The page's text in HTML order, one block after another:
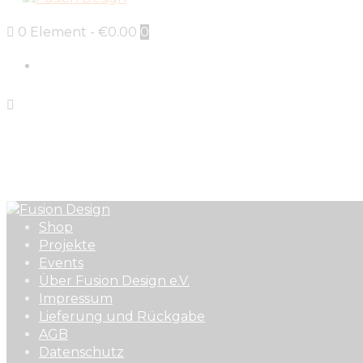
0 Element - €0.00 0
Shop
Projekte
Events
Über Fusion Design e.V.
Impressum
Lieferung und Rückgabe
AGB
Datenschutz